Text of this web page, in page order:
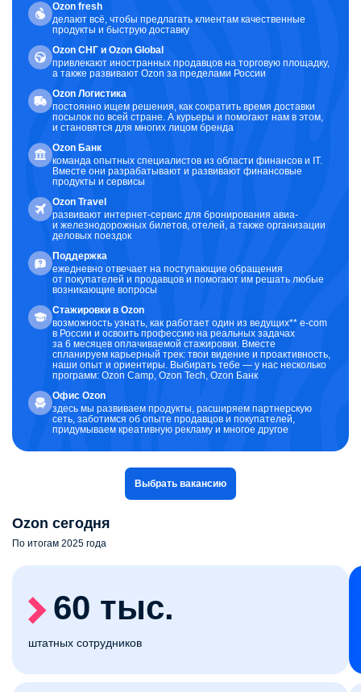
Ozon fresh
делают всё, чтобы предлагать клиентам качественные
продукты и быструю доставку
Ozon CНГ и Ozon Global
привлекают иностранных продавцов на торговую площадку,
а также развивают Ozon за пределами России
Ozon Логистика
постоянно ищем решения, как сократить время доставки
посылок по всей стране. А курьеры и помогают нам в этом,
и становятся для многих лицом бренда
Ozon Банк
команда опытных специалистов из области финансов и IT.
Вместе они разрабатывают и развивают финансовые
продукты и сервисы
Ozon Travel
развивают интернет-сервис для бронирования авиа-
и железнодорожных билетов, отелей, а также организации
деловых поездок
Поддержка
ежедневно отвечает на поступающие обращения
от покупателей и продавцов и помогают им решать любые
возникающие вопросы
Стажировки в Ozon
возможность узнать, как работает один из ведущих** e-com
в России и освоить профессию на реальных задачах
за 6 месяцев оплачиваемой стажировки. Вместе
спланируем карьерный трек: твои видение и проактивность,
наши опыт и ориентиры. Выбирать тебе — у нас несколько
программ: Ozon Camp, Ozon Tech, Ozon Банк
Офис Ozon
здесь мы развиваем продукты, расширяем партнерскую
сеть, заботимся об опыте продавцов и покупателей,
придумываем креативную рекламу и многое другое
Выбрать вакансию
Ozon сегодня
По итогам 2025 года
60 тыс.
штатных сотрудников